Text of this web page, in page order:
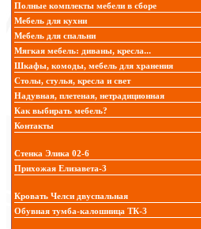
Полные комплекты мебели в сборе
Мебель для кухни
Мебель для спальни
Мягкая мебель: диваны, кресла...
Шкафы, комоды, мебель для хранения
Столы, стулья, кресла и свет
Надувная, плетеная, нетрадиционная
Как выбирать мебель?
Контакты
Стенка Элика 02-6
Прихожая Елизавета-3
Кровать Челси двуспальная
Обувная тумба-калошница ТК-3